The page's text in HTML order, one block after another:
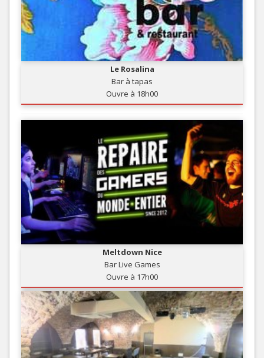
Le Rosalina
Bar à tapas
Ouvre à 18h00
Meltdown Nice
Bar Live Games
Ouvre à 17h00